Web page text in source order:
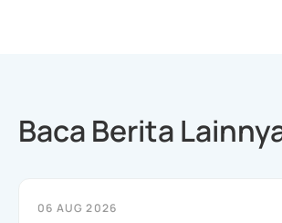
Baca Berita
06 AUG 2026